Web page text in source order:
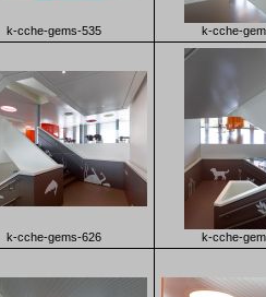
k-cche-gems-535 k-cche-
k-cche-gems-626 k-cche-